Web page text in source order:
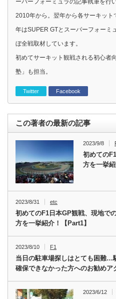
ーパーフォーミュラの記事執筆を行
2010年から。翌年から各サーキッ
年はSUPER GTとスーパーフォーミ
ぼ全戦取材しています。
初めてサーキット観戦される初心者
塾」も担当。
Twitter Facebook
この著者の最新の記事
2023/9/8
初めての
方を一挙紹
2023/8/31 etc
初めてのF1日本GP観戦、現地で
方を一挙紹介！【Part1】
2023/8/10 F1
当日の駐車場探しはとても困難…
確保できなかった方へのお勧め
2023/6/12